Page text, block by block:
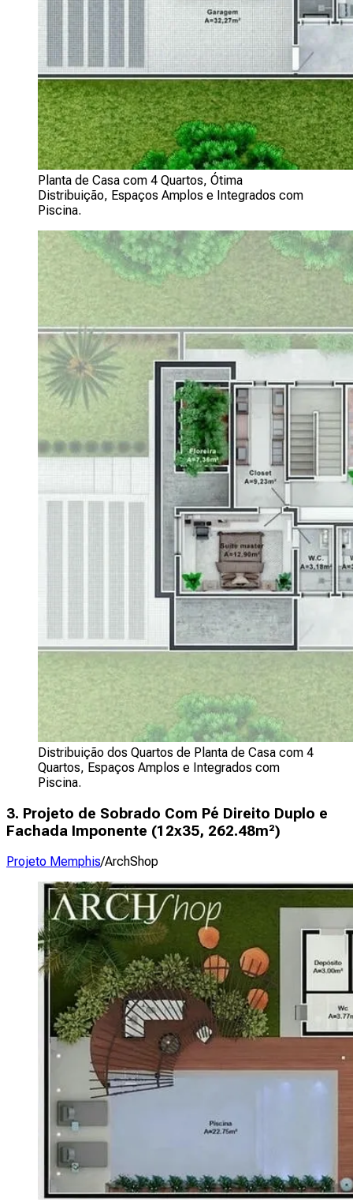
Planta de Casa com 4 Quartos, Ótima
Distribuição, Espaços Amplos e Integrados com
Piscina.
Distribuição dos Quartos de Planta de Casa com 4
Quartos, Espaços Amplos e Integrados com
Piscina.
3. Projeto de Sobrado Com Pé Direito Duplo e
Fachada Imponente (12x35, 262.48m²)
Projeto Memphis/ArchShop